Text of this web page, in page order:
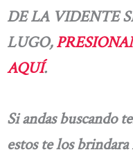
DE LA VIDENTE
LUGO,
AQUÍ.
Si andas buscando
estos te los